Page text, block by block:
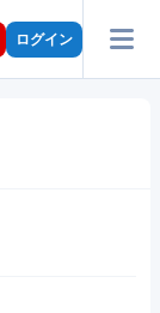
ログイン